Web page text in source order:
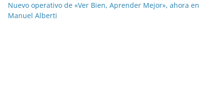
Nuevo operativo de «Ver Bien, Aprender Mejor», ahora en
Manuel Alberti